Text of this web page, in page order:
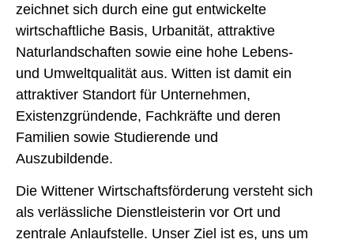
zeichnet sich durch eine gut entwickelte
wirtschaftliche Basis, Urbanität, attraktive
Naturlandschaften sowie eine hohe Lebens-
und Umweltqualität aus. Witten ist damit ein
attraktiver Standort für Unternehmen,
Existenzgründende, Fachkräfte und deren
Familien sowie Studierende und
Auszubildende.
Die Wittener Wirtschaftsförderung versteht sich
als verlässliche Dienstleisterin vor Ort und
zentrale Anlaufstelle. Unser Ziel ist es, uns um